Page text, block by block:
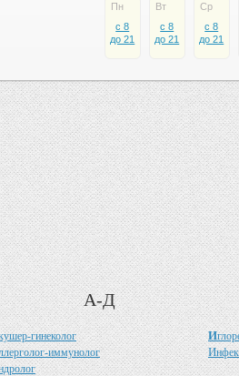
Пн
c 8
до 21
Вт
c 8
до 21
Ср
c 8
до 21
А-Д
гинеколог
иммунолог
И
И